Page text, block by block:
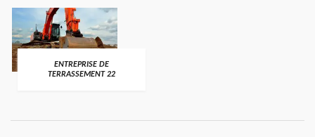
ENTREPRISE DE
TERRASSEMENT 22